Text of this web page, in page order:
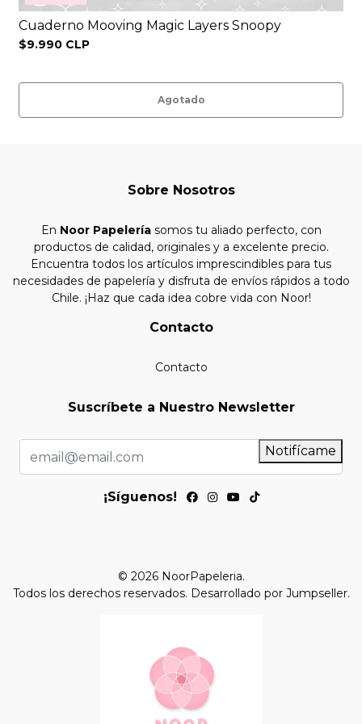
Cuaderno Mooving Magic Layers Snoopy
$9.990 CLP
Agotado
Sobre Nosotros
En Noor Papeleríasomos tu aliado perfecto, con
productos de calidad, originales y a excelente precio.
Encuentra todos los artículos imprescindibles para tus
necesidades de papelería y disfruta de envíos rápidos a todo
Chile. ¡Haz que cada idea cobre vida con Noor!
Contacto
Contacto
Suscríbete a Nuestro Newsletter
Notifícame
¡Síguenos!
© 2026 NoorPapeleria.
Todos los derechos reservados. Desarrollado por Jumpseller.